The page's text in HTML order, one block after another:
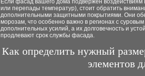
Если фасад вашего дома подвержен
или перепады температур), стоит обратить
дополнительными защитными покрытиями. Они
морозам, что особенно важно в регионах с
дополнительных усилий, а их долговечность и
продлевают срок службы фасада.
Как определить нужный
элементов